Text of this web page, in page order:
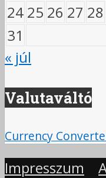
24 25 26 27 28
31
« júl
Valutaváltó
Currency
Impresszum